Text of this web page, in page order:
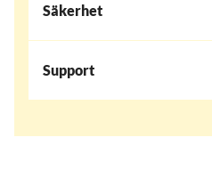
Säkerhet
Support